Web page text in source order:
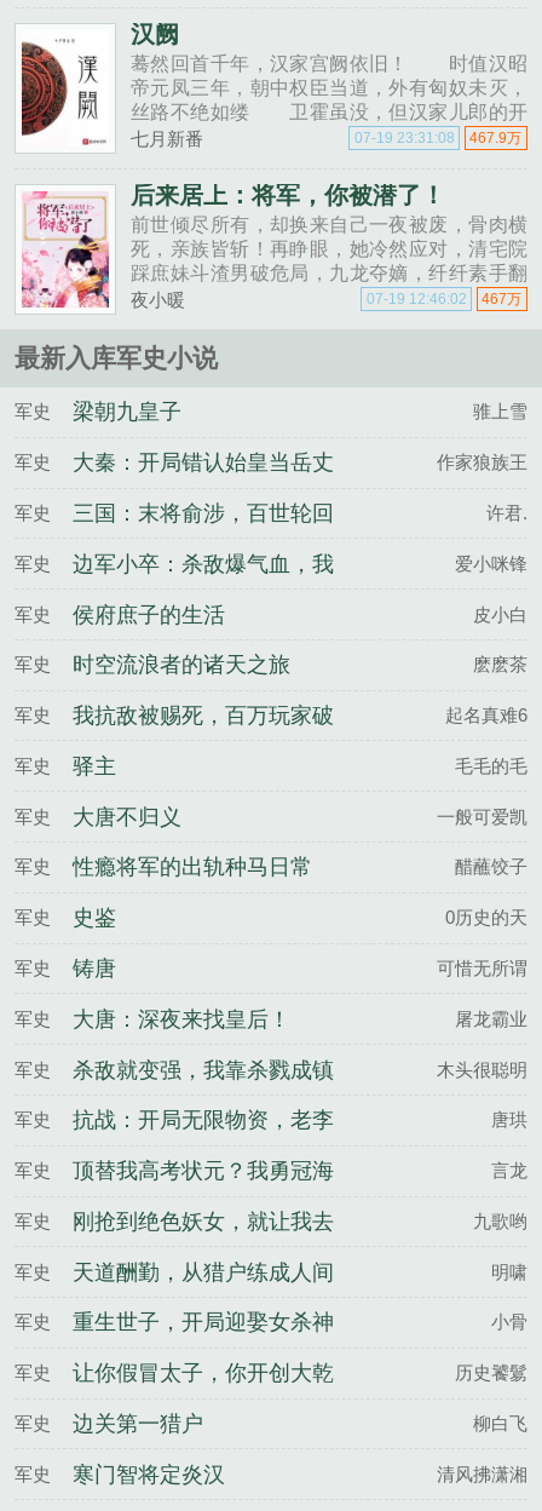
汉阙
蓦然回首千年，汉家宫阙依旧！ 时值汉昭
帝元凤三年，朝中权臣当道，外有匈奴未灭，
丝路不绝如缕 卫霍虽没，但汉家儿郎的开
拓精神，却永不止息，新的英雄，......
七月新番 467.9万
07-19 23:31:08
后来居上：将军，你被潜了！
前世倾尽所有，却换来自己一夜被废，骨肉横
死，亲族皆斩！再睁眼，她冷然应对，清宅院
踩庶妹斗渣男破危局，九龙夺嫡，纤纤素手翻
天覆地！痴情皇子天下为聘，冷面神医倾城求
夜小暖 467万
07-19 12:46:02
最新入库军史小说
军史 梁朝九皇子 骓上雪
军史 大秦：开局错认始皇当岳丈 作家狼族王
军史 三国：末将俞涉，百世轮回 许君.
军史
边军小卒：杀敌爆气血，我
无限破镜！
爱小咪锋
军史 侯府庶子的生活 皮小白
军史 时空流浪者的诸天之旅 麽麽茶
军史
我抗敌被赐死，百万玩家破
京城
起名真难6
军史 驿主 毛毛的毛
军史 大唐不归义 一般可爱凯
军史 性瘾将军的出轨种马日常 醋蘸饺子
军史 史鉴 0历史的天
军史 铸唐 可惜无所谓
军史 大唐：深夜来找皇后！ 屠龙霸业
军史
杀敌就变强，我靠杀戮成镇
国武神
木头很聪明
军史
抗战：开局无限物资，老李
麻了
唐珙
军史
顶替我高考状元？我勇冠海
陆空三军！
言龙
军史
刚抢到绝色妖女，就让我去
当兵？
九歌哟
军史
天道酬勤，从猎户练成人间
武圣
明啸
军史 重生世子，开局迎娶女杀神 小骨
军史
让你假冒太子，你开创大乾
盛世？
历史饕鬄
军史 边关第一猎户 柳白飞
军史 寒门智将定炎汉 清风拂潇湘